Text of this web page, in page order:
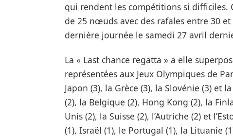
qui rendent les compétitions si difficiles.
de 25 nœuds avec des rafales entre 30
dernière journée le samedi 27 avril
La « Last chance regatta » a elle
représentées aux Jeux Olympiques de
Japon (3), la Grèce (3), la Slovénie (3) et
(2), la Belgique (2), Hong Kong (2), la
Unis (2), la Suisse (2), l’Autriche (2) et
(1), Israël (1), le Portugal (1), la Lituanie